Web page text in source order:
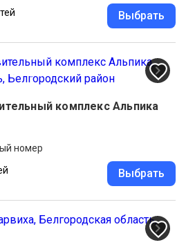
Выбрать
комплекс Альпика
номер
Выбрать